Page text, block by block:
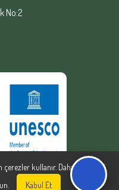
No:2
kullanır. Daha fazla bilgi
Kabul Et